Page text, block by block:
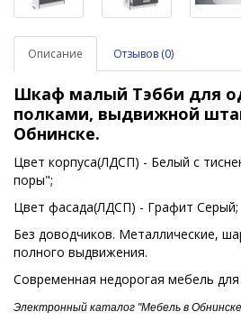
Описание Отзывов (0)
Шкаф малый Тэбби для
полками, выдвижной
Обнинске.
Цвет корпуса(ЛДСП) - Белый с
поры";
Цвет фасада(ЛДСП) - Графит Серый;
Без доводчиков. Металлические,
полного выдвижения.
Современная недорогая мебель
Электронный каталог "Мебель в